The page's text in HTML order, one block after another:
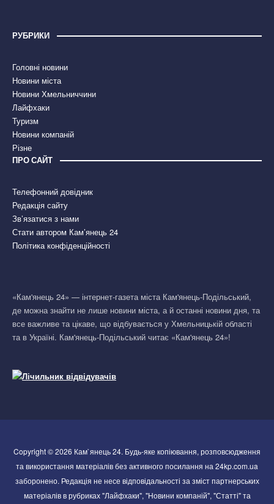
РУБРИКИ
Головні новини
Новини міста
Новини Хмельниччини
Лайфхаки
Туризм
Новини компаній
Різне
ПРО САЙТ
Телефонний довідник
Редакція сайту
Зв’язатися з нами
Стати автором Кам’янець 24
Політика конфіденційності
«Кам'янець 24» — інтернет-газета міста Кам'янець-Подільський,
де можна знайти не лише новини міста, а й останні новини дня, та
все важливе та цікаве, що відбувається у Хмельницькій області
та в Україні. Кам'янець-Подільський читає «Кам'янець 24»!
Copyright © 2026 Кам`янець 24. Будь-яке копіювання, розповсюдження
та використання матеріалів без активного посилання на 24kp.com.ua
заборонено. Редакція не несе відповідальності за зміст партнерських
матеріалів в рубриках "Лайфхаки", "Новини компаній", "Статті" та